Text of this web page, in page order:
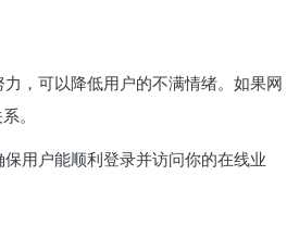
，可以降低用户的不满情绪。如果网
。
用户能顺利登录并访问你的在线业